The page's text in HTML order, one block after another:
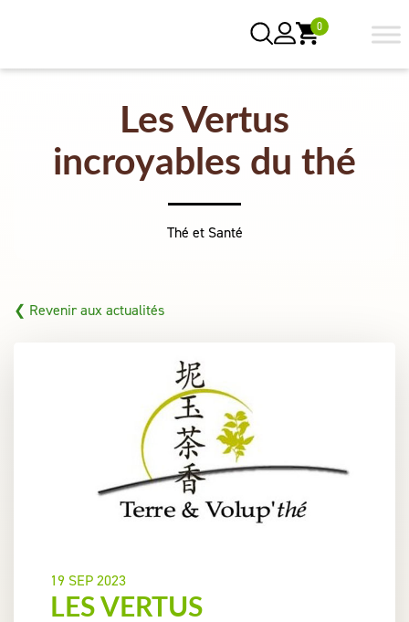
0
Les Vertus
incroyables du thé
Thé et Santé
❮ Revenir aux actualités
19 SEP 2023
LES VERTUS